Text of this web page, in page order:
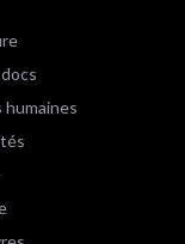
humaines